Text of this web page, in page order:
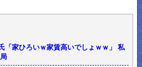
「家ひろいｗ家賃高いでしょｗｗ」 私